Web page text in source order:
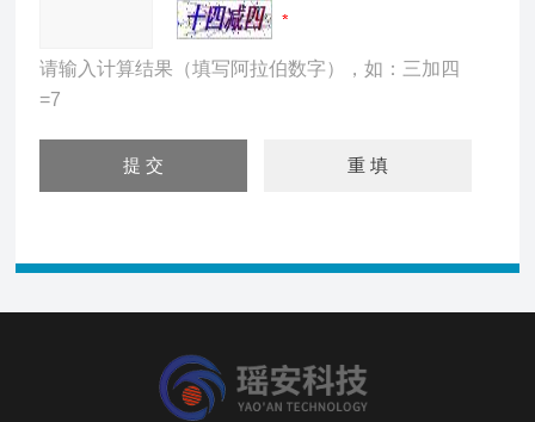
请输入计算结果（填写阿拉伯数字），如：三加四
=7